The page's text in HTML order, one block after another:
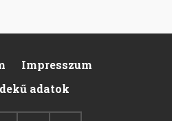
Impresszum
adatok